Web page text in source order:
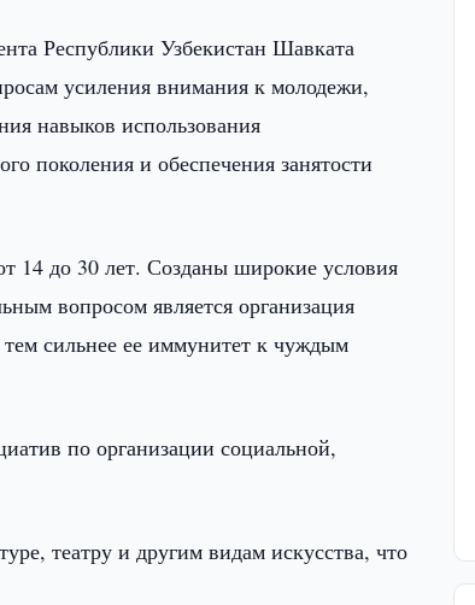
Республики Узбекистан Шавката
усиления внимания к молодежи,
навыков использования
поколения и обеспечения занятости
14 до 30 лет. Созданы широкие условия
вопросом является организация
сильнее ее иммунитет к чуждым
по организации социальной,
театру и другим видам искусства, что